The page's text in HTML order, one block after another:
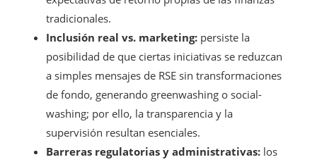
tradicionales.
Inclusión real vs. marketing: persiste la
posibilidad de que ciertas iniciativas se reduzcan
a simples mensajes de RSE sin transformaciones
de fondo, generando greenwashing o social-
washing; por ello, la transparencia y la
supervisión resultan esenciales.
Barreras regulatorias y administrativas: los